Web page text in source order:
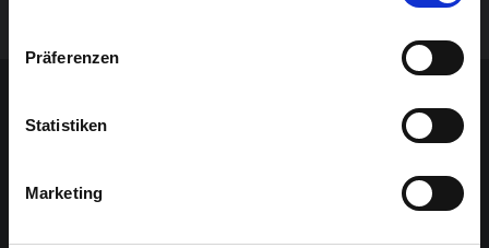
Präferenzen
Statistiken
Marketing
Sponsoren-Inhalt